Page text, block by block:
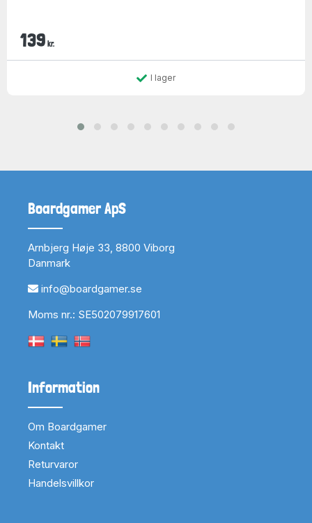
139 kr.
I lager
Boardgamer ApS
Arnbjerg Høje 33, 8800 Viborg
Danmark
info@boardgamer.se
Moms nr.: SE502079917601
Information
Om Boardgamer
Kontakt
Returvaror
Handelsvillkor